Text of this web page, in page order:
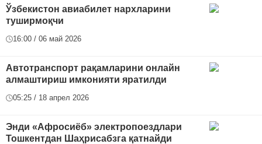
Ўзбекистон авиабилет нархларини
туширмоқчи
16:00 / 06 май 2026
Автотранспорт рақамларини онлайн
алмаштириш имконияти яратилди
05:25 / 18 апрел 2026
Энди «Афросиёб» электропоездлари
Тошкентдан Шаҳрисабзга қатнайди